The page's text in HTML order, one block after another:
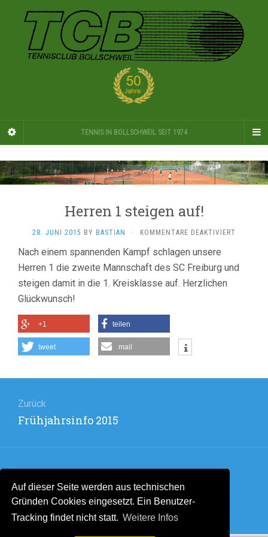
Auf dieser Seite werden aus technischen
Gründen Cookies eingesetzt. Ein Benutzer-
Tracking findet nicht statt. Weitere Infos
TENNIS IN BOLLSCHWEIL SEIT 1974
Herren 1 steigen auf!
28. JUNI 2015 BY BASTIAN · KOMMENTARE DEAKTIVIERT
STEIGEN
Nach einem spannenden Kampf schlagen unsere
Herren 1 die zweite Mannschaft des SC Freiburg und
steigen damit in die 1. Kreisklasse auf. Herzlichen
Glückwunsch!
+1 teilen
tweet mail
Zurück
Vorheriger
Frühjahrsinfo 2015
Nächster
Beitrag:
Platzarbeiten zum Saison-Ende am
Samstag, 31. Oktober